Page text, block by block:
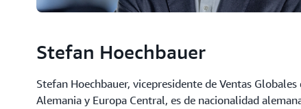
Stefan Hoechbauer
Stefan Hoechbauer, vicepresidente de Ventas Globales
Alemania y Europa Central, es de nacionalidad